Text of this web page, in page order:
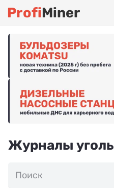
ProfiMiner
Журналы уголь